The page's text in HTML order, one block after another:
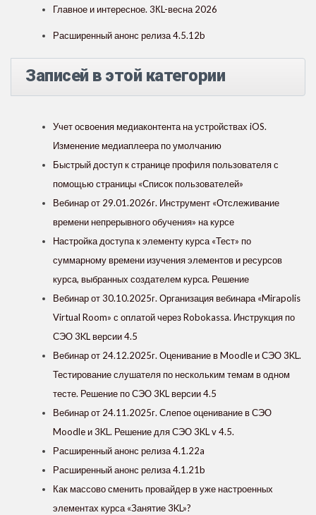
Главное и интересное. 3КL-весна 2026
Расширенный анонс релиза 4.5.12b
Записей в этой категории
Учет освоения медиаконтента на устройствах iOS.
Изменение медиаплеера по умолчанию
Быстрый доступ к странице профиля пользователя с
помощью страницы «Список пользователей»
Вебинар от 29.01.2026г. Инструмент «Отслеживание
времени непрерывного обучения» на курсе
Настройка доступа к элементу курса «Тест» по
суммарному времени изучения элементов и ресурсов
курса, выбранных создателем курса. Решение
Вебинар от 30.10.2025г. Организация вебинара «Mirapolis
Virtual Room» с оплатой через Robokassa. Инструкция по
СЭО 3KL версии 4.5
Вебинар от 24.12.2025г. Оценивание в Moodle и СЭО 3KL.
Тестирование слушателя по нескольким темам в одном
тесте. Решение по СЭО 3KL версии 4.5
Вебинар от 24.11.2025г. Слепое оценивание в СЭО
Moodle и 3KL. Решение для СЭО 3KL v 4.5.
Расширенный анонс релиза 4.1.22a
Расширенный анонс релиза 4.1.21b
Как массово сменить провайдер в уже настроенных
элементах курса «‎Занятие 3KL»?